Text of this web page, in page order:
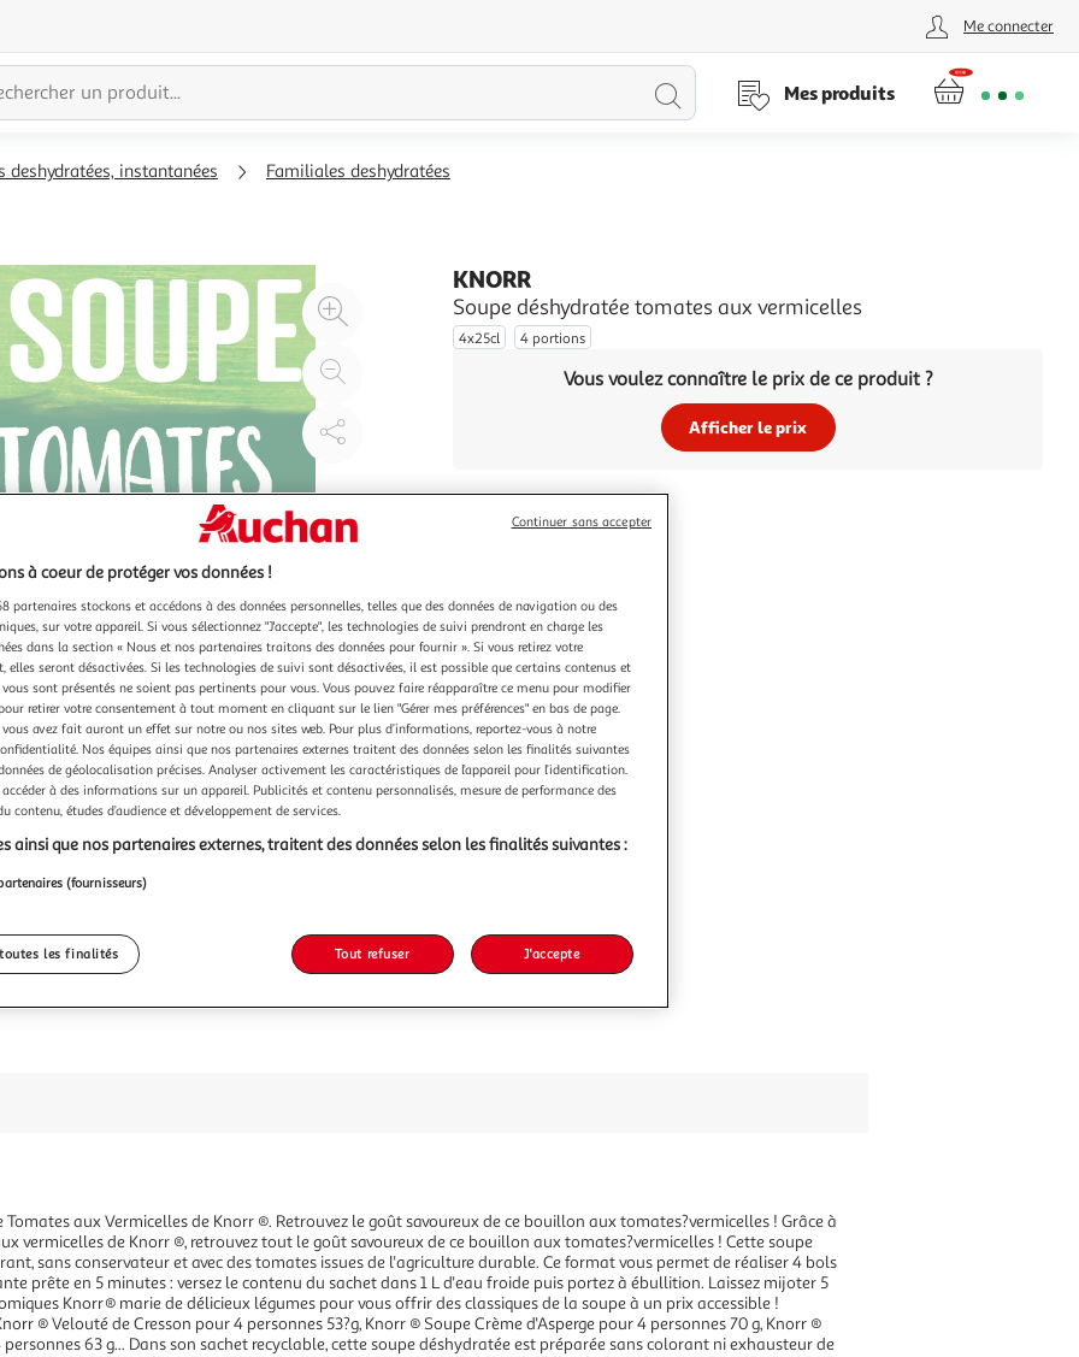
Me connecter
Lancer
Mes produits
deshydratées, instantanées Familiales deshydratées
Agrandir
l'illustration
%
produit
KNORR
Soupe déshydratée tomates aux vermicelles
4x25cl 4 portions
Vous voulez connaître le prix de ce produit ?
Afficher le prix
aux Vermicelles de Knorr ®. Retrouvez le goût savoureux de ce bouillon aux tomates?vermicelles ! Grâce à
vermicelles de Knorr ®, retrouvez tout le goût savoureux de ce bouillon aux tomates?vermicelles ! Cette soupe
sans conservateur et avec des tomates issues de l'agriculture durable. Ce format vous permet de réaliser 4 bols
prête en 5 minutes : versez le contenu du sachet dans 1 L d'eau froide puis portez à ébullition. Laissez mijoter 5
Knorr® marie de délicieux légumes pour vous offrir des classiques de la soupe à un prix accessible !
® Velouté de Cresson pour 4 personnes 53?g, Knorr ® Soupe Crème d'Asperge pour 4 personnes 70 g, Knorr ®
63 g... Dans son sachet recyclable, cette soupe déshydratée est préparée sans colorant ni exhausteur de
à coeur de protéger vos données !
partenaires stockons et accédons à des données personnelles, telles que des données de navigation ou des
sur votre appareil. Si vous sélectionnez "J'accepte", les technologies de suivi prendront en charge les
dans la section « Nous et nos partenaires traitons des données pour fournir ». Si vous retirez votre
elles seront désactivées. Si les technologies de suivi sont désactivées, il est possible que certains contenus et
sont présentés ne soient pas pertinents pour vous. Vous pouvez faire réapparaître ce menu pour modifier
retirer votre consentement à tout moment en cliquant sur le lien "Gérer mes préférences" en bas de page.
vous avez fait auront un effet sur notre ou nos sites web. Pour plus d’informations, reportez-vous à notre
Nos équipes ainsi que nos partenaires externes traitent des données selon les finalités suivantes
de géolocalisation précises. Analyser activement les caractéristiques de l’appareil pour l’identification.
à des informations sur un appareil. Publicités et contenu personnalisés, mesure de performance des
contenu, études d’audience et développement de services.
ainsi que nos partenaires externes, traitent des données selon les finalités suivantes :
(fournisseurs)
les finalités Tout refuser J'accepte
Continuer sans accepter